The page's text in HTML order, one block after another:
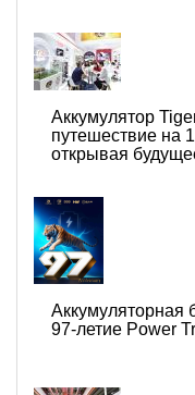
Аккумулятор
путешествие на
открывая
Аккумуляторная
97-летие Power